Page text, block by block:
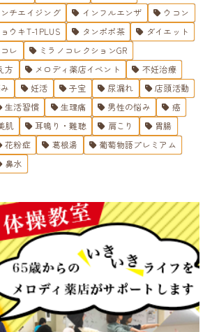
チエイジング インフルエンザ
ウコン
ウキT-1PLUS タンポポ茶
ダイエット
レ
ミラノコレクションGR
方
メロディ薬店イベント
不妊治療
妊活 子宝 尿漏れ
店頭活動
生活習慣 生理痛 男性の悩み
癌
肌 耳鳴り・難聴 肩こり
胃腸
花粉症 葛根湯
葡萄物語プレミアム
鼻水